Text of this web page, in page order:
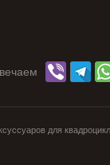
для